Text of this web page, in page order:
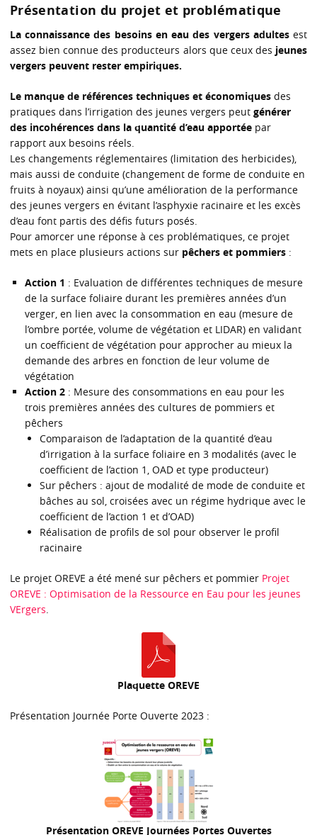
Présentation du projet et problématique
La connaissance des besoins en eau des vergers adultesest
assez bien connue des producteurs alors que ceux des jeunes
vergers peuvent rester empiriques.
Le manque de références techniques et économiques des
pratiques dans l’irrigation des jeunes vergers peut générer
des incohérences dans la quantité d’eau apportée par
rapport aux besoins réels.
Les changements réglementaires (limitation des herbicides),
mais aussi de conduite (changement de forme de conduite en
fruits à noyaux) ainsi qu’une amélioration de la performance
des jeunes vergers en évitant l’asphyxie racinaire et les excès
d’eau font partis des défis futurs posés.
Pour amorcer une réponse à ces problématiques, ce projet
mets en place plusieurs actions sur pêchers et pommiers :
Action 1 : Evaluation de différentes techniques de mesure
de la surface foliaire durant les premières années d’un
verger, en lien avec la consommation en eau (mesure de
l’ombre portée, volume de végétation et LIDAR) en validant
un coefficient de végétation pour approcher au mieux la
demande des arbres en fonction de leur volume de
végétation
Action 2 : Mesure des consommations en eau pour les
trois premières années des cultures de pommiers et
pêchers
Comparaison de l’adaptation de la quantité d’eau
d’irrigation à la surface foliaire en 3 modalités (avec le
coefficient de l’action 1, OAD et type producteur)
Sur pêchers : ajout de modalité de mode de conduite et
bâches au sol, croisées avec un régime hydrique avec le
coefficient de l’action 1 et d’OAD)
Réalisation de profils de sol pour observer le profil
racinaire
Le projet OREVE a été mené sur pêchers et pommier Projet
OREVE : Optimisation de la Ressource en Eau pour les jeunes
VErgers.
Plaquette OREVE
Présentation Journée Porte Ouverte 2023 :
Présentation OREVE Journées Portes Ouvertes